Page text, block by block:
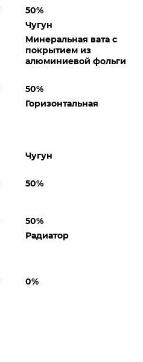
50%
Чугун
Минеральная вата с
покрытием из
алюминиевой фольги
50%
Горизонтальная
Чугун
50%
50%
Радиатор
0%